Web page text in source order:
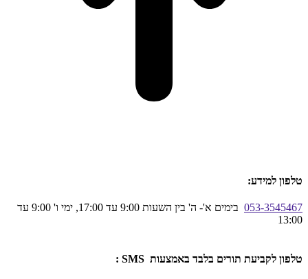
טלפון למידע:
053-3545467
בימים א'- ה' בין השעות 9:00 עד 17:00, ימי ו' 9:00 עד
13:00
טלפון לקביעת תורים בלבד באמצעות SMS :